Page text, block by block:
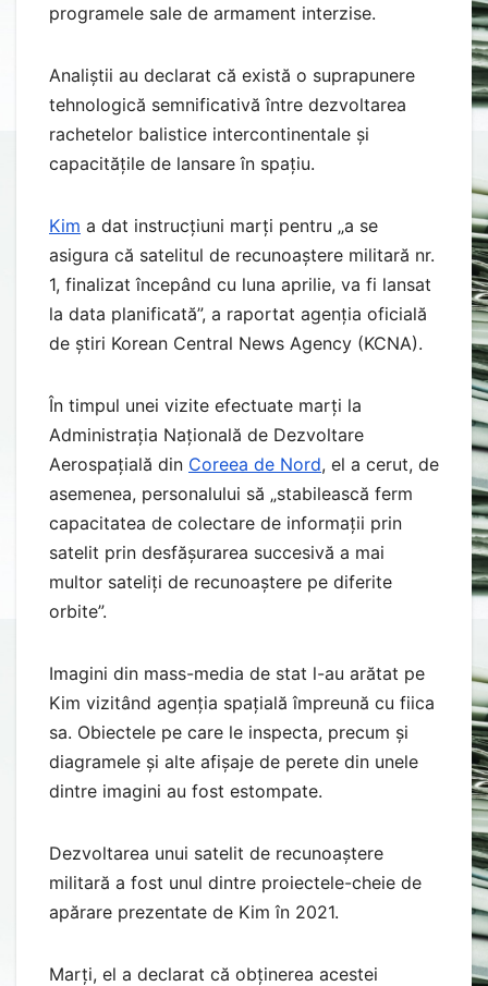
programele sale de armament interzise.
Analiștii au declarat că există o suprapunere
tehnologică semnificativă între dezvoltarea
rachetelor balistice intercontinentale și
capacitățile de lansare în spațiu.
Kim a dat instrucțiuni marți pentru „a se
asigura că satelitul de recunoaștere militară nr.
1, finalizat începând cu luna aprilie, va fi lansat
la data planificată”, a raportat agenția oficială
de știri Korean Central News Agency (KCNA).
În timpul unei vizite efectuate marți la
Administrația Națională de Dezvoltare
Aerospațială din Coreea de Nord, el a cerut, de
asemenea, personalului să „stabilească ferm
capacitatea de colectare de informații prin
satelit prin desfășurarea succesivă a mai
multor sateliți de recunoaștere pe diferite
orbite”.
Imagini din mass-media de stat l-au arătat pe
Kim vizitând agenția spațială împreună cu fiica
sa. Obiectele pe care le inspecta, precum și
diagramele și alte afișaje de perete din unele
dintre imagini au fost estompate.
Dezvoltarea unui satelit de recunoaștere
militară a fost unul dintre proiectele-cheie de
apărare prezentate de Kim în 2021.
Marți, el a declarat că obținerea acestei